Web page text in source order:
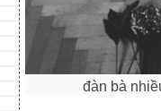
đàn bà